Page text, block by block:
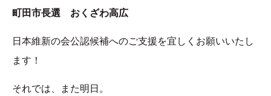
町田市長選 おくざわ高広
日本維新の会公認候補へのご支援を宜しくお願いいたし
ます！
それでは、また明日。